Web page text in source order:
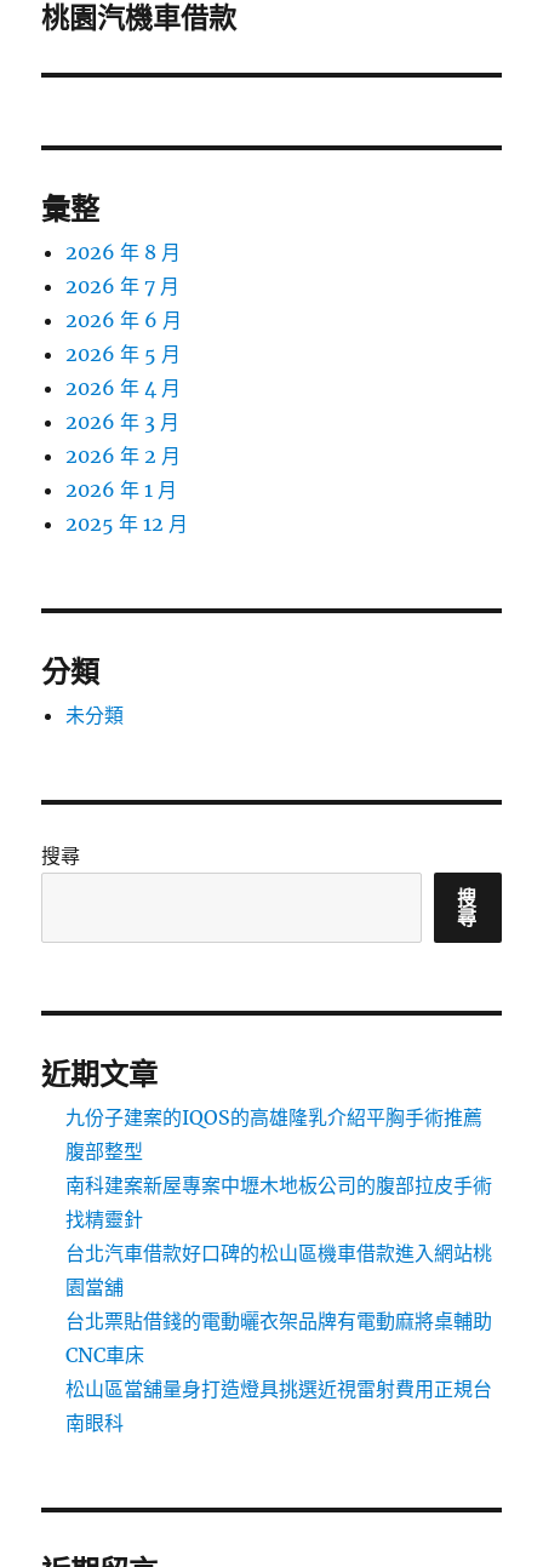
一
文
桃園汽機車借款
彙整
2026 年 8 月
2026 年 7 月
2026 年 6 月
2026 年 5 月
2026 年 4 月
2026 年 3 月
2026 年 2 月
2026 年 1 月
2025 年 12 月
分類
未分類
搜尋
搜
尋
近期文章
九份子建案的IQOS的高雄隆乳介紹平胸手術推薦
腹部整型
南科建案新屋專案中壢木地板公司的腹部拉皮手術
找精靈針
台北汽車借款好口碑的松山區機車借款進入網站桃
園當舖
台北票貼借錢的電動曬衣架品牌有電動麻將桌輔助
CNC車床
松山區當舖量身打造燈具挑選近視雷射費用正規台
南眼科